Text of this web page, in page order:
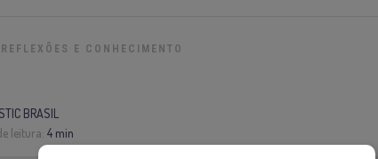
REFLEXÕES E CONHECIMENTO
BRASIL
leitura: 4 min